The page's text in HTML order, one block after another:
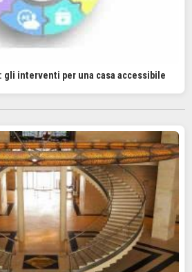
gli interventi per una casa accessibile